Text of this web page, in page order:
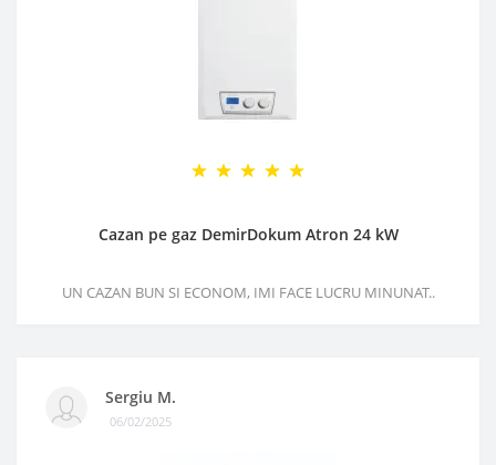
Cazan pe gaz DemirDokum Atron 24 kW
UN CAZAN BUN SI ECONOM, IMI FACE LUCRU MINUNAT..
Sergiu M.
06/02/2025